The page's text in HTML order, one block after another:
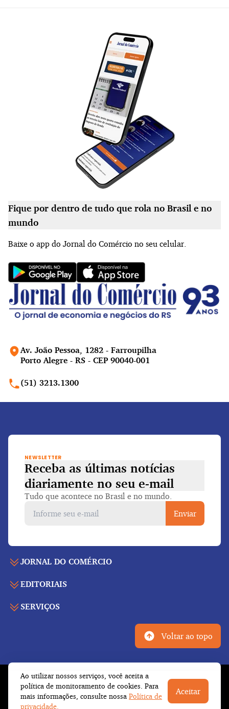
Ao utilizar nossos serviços, você aceita a
política de monitoramento de cookies. Para
mais informações, consulte nossa Política de
privacidade.
Aceitar
Av. João Pessoa, 1282 - Farroupilha
Porto Alegre - RS - CEP 90040-001
(51) 3213.1300
Fique por dentro de tudo que rola no Brasil e no
mundo
Baixe o app do Jornal do Comércio no seu celular.
Voltar ao topo
JORNAL DO COMÉRCIO
Capa
Fale conosco
Trabalhe conosco
EDITORIAIS
Economia
Esportes
Cultura
Opinião
SERVIÇOS
Galeria de vídeos
Tempo
Newsletter
NEWSLETTER
Receba as últimas notícias
diariamente no seu e-mail
Tudo que acontece no Brasil e no mundo.
Enviar
© Copyright 2026 Empresa Jornalística J.C. Jarros
Ltda.Todos os direitos reservados